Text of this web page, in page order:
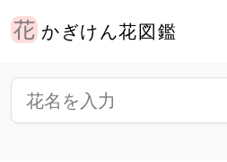
かぎけん花図鑑